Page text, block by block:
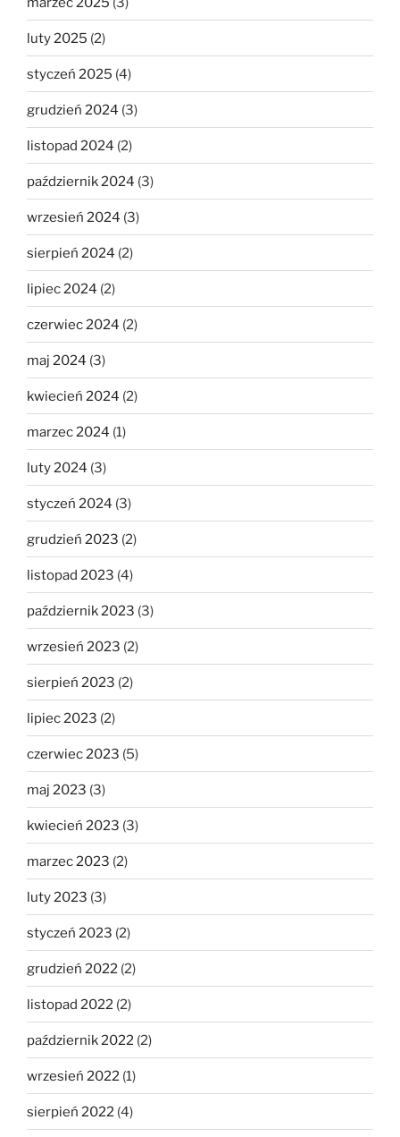
luty 2025 (2)
styczeń 2025 (4)
grudzień 2024 (3)
listopad 2024 (2)
październik 2024 (3)
wrzesień 2024 (3)
sierpień 2024 (2)
lipiec 2024 (2)
czerwiec 2024 (2)
maj 2024 (3)
kwiecień 2024 (2)
marzec 2024 (1)
luty 2024 (3)
styczeń 2024 (3)
grudzień 2023 (2)
listopad 2023 (4)
październik 2023 (3)
wrzesień 2023 (2)
sierpień 2023 (2)
lipiec 2023 (2)
czerwiec 2023 (5)
maj 2023 (3)
kwiecień 2023 (3)
marzec 2023 (2)
luty 2023 (3)
styczeń 2023 (2)
grudzień 2022 (2)
listopad 2022 (2)
październik 2022 (2)
wrzesień 2022 (1)
sierpień 2022 (4)